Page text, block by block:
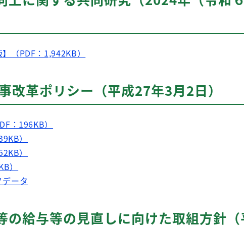
（PDF：1,942KB）
改革ポリシー（平成27年3月2日）
：196KB）
）
）
）
データ
の給与等の見直しに向けた取組方針